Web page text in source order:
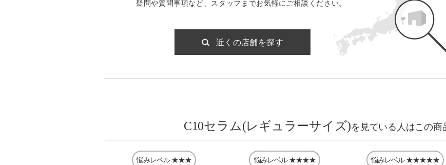
疑問や質問事項など、スタッフまでお気軽にご相談ください。
近くの店舗を探す
C10セラム(レギュラーサイズ)を見ている人はこの商
悩みレベル ★★★ 悩みレベル ★★★★ 悩みレベル ★★★★★